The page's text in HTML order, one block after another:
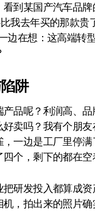
合作大众遇冷、高端梦
3便宜？不，比Model
金！沙特把EA买了，但
车USB给MacBook充电
马，启动先看蜘蛛侠？
11家庭版和专业版，选
格式对了吗？详解exFAT
不计 大疆Mini 2S内录
我去年买的那款贵
边在想：这高端转
阱
品呢？利润高、
好卖吗？我有个朋
一边是工厂里停
个，剩下的都在空
研发投入都算成
，拍出来的照片